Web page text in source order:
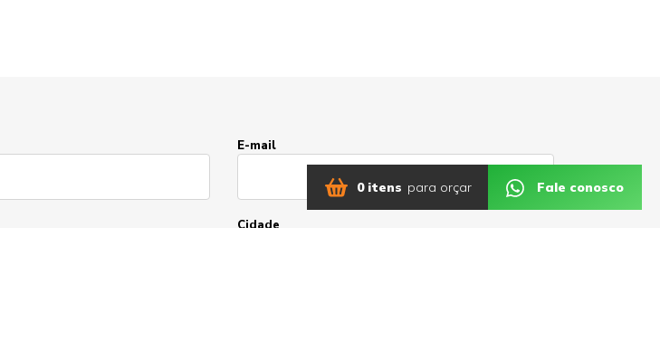
E-mail
Cidade
0 itens para orçar Fale conosco